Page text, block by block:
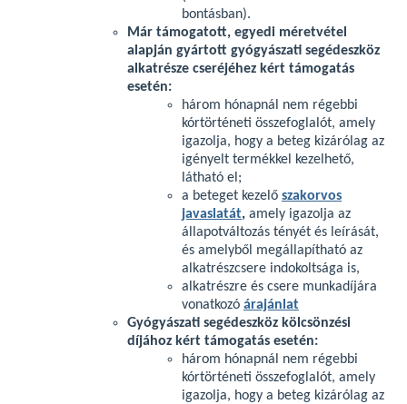
bontásban).
Már támogatott, egyedi méretvétel
alapján gyártott gyógyászati segédeszköz
alkatrésze cseréjéhez kért támogatás
esetén:
három hónapnál nem régebbi
kórtörténeti összefoglalót, amely
igazolja, hogy a beteg kizárólag az
igényelt termékkel kezelhető,
látható el;
a beteget kezelő szakorvos
javaslatát, amely igazolja az
állapotváltozás tényét és leírását,
és amelyből megállapítható az
alkatrészcsere indokoltsága is,
alkatrészre és csere munkadíjára
vonatkozó árajánlat
Gyógyászati segédeszköz kölcsönzési
díjához kért támogatás esetén:
három hónapnál nem régebbi
kórtörténeti összefoglalót, amely
igazolja, hogy a beteg kizárólag az